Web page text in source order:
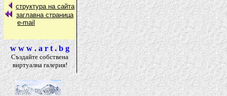
структура на сайта
заглавна страница
e-mail
w w w . a r t . b g
Създайте собствена
виртуална галерия!